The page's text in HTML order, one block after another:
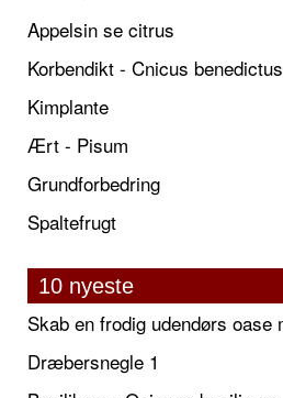
Appelsin se citrus
Korbendikt - Cnicus benedictus
Kimplante
Ært - Pisum
Grundforbedring
Spaltefrugt
10 nyeste
Dræbersnegle 1